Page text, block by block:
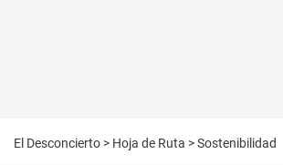
El Desconcierto > Hoja de Ruta >Sostenibilidad